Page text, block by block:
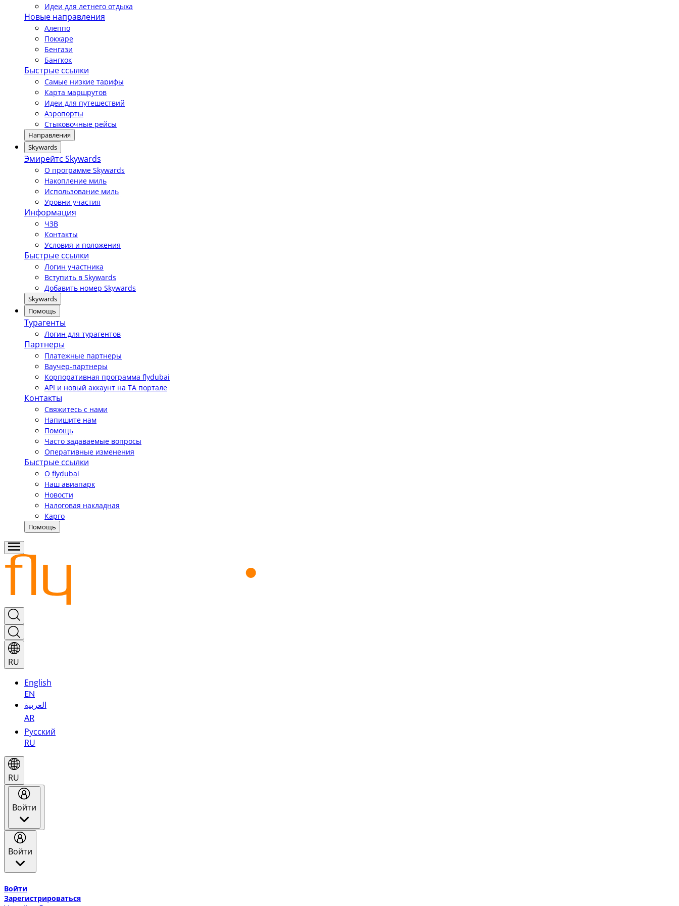
Идеи для летнего отдыха
Новые направления
Алеппо
Покхаре
Бенгази
Бангкок
Быстрые ссылки
Самые низкие тарифы
Карта маршрутов
Идеи для путешествий
Аэропорты
Стыковочные рейсы
Направления
Skywards
Эмирейтс Skywards
О программе Skywards
Накопление миль
Использование миль
Уровни участия
Информация
ЧЗВ
Контакты
Условия и положения
Быстрые ссылки
Логин участника
Вступить в Skywards
Добавить номер Skywards
Skywards
Помощь
Турагенты
Логин для турагентов
Партнеры
Платежные партнеры
Ваучер-партнеры
Корпоративная программа flydubai
API и новый аккаунт на TA портале
Контакты
Свяжитесь с нами
Напишите нам
Помощь
Часто задаваемые вопросы
Оперативные изменения
Быстрые ссылки
О flydubai
Наш авиапарк
Новости
Налоговая накладная
Карго
Помощь
RU
English
EN
العربية
AR
Русский
RU
RU
Войти
Войти
Войти
Зарегистрироваться